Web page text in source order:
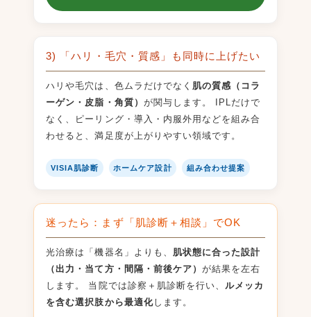
3) 「ハリ・毛穴・質感」も同時に上げたい
ハリや毛穴は、色ムラだけでなく 肌の質感（コラ
ーゲン・皮脂・角質） が関与します。 IPLだけで
なく、ピーリング・導入・内服外用などを組み合
わせると、満足度が上がりやすい領域です。
VISIA肌診断 ホームケア設計 組み合わせ提案
迷ったら：まず「肌診断＋相談」でOK
光治療は「機器名」よりも、 肌状態に合った設計
（出力・当て方・間隔・前後ケア） が結果を左右
します。 当院では診察＋肌診断を行い、ルメッカ
を含む選択肢から最適化します。